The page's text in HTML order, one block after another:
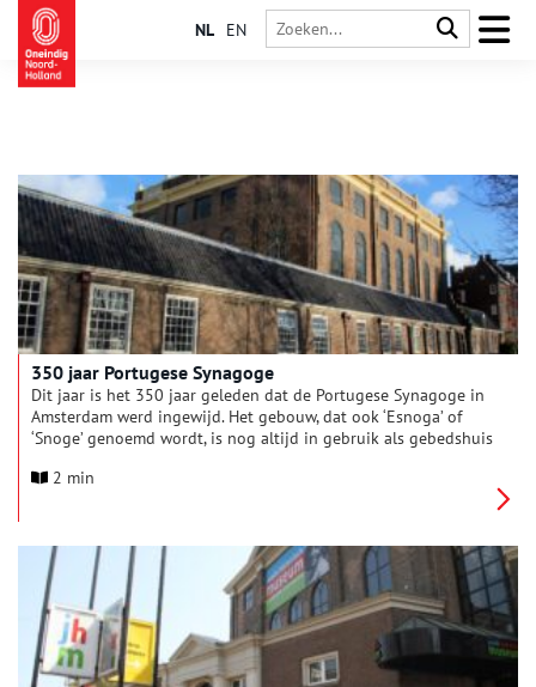
NL EN
350 jaar Portugese Synagoge
Dit jaar is het 350 jaar geleden dat de Portugese Synagoge in
Amsterdam werd ingewijd. Het gebouw, dat ook ‘Esnoga’ of
‘Snoge’ genoemd wordt, is nog altijd in gebruik als gebedshuis
bouw is gevestigd.
2 min